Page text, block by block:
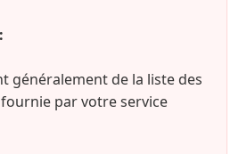
généralement de la liste des
par votre service